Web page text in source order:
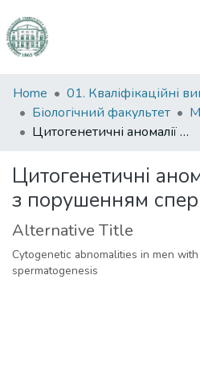
Communities
&
Collections
Statistics
Home
Біологічний факультет
Цитогенетичні аномалії у чоловіків з порушенням сперматогенезу
Цитогенетичні
з порушенням
Alternative Title
Cytogenetic abnomalities in men
spermatogenesis